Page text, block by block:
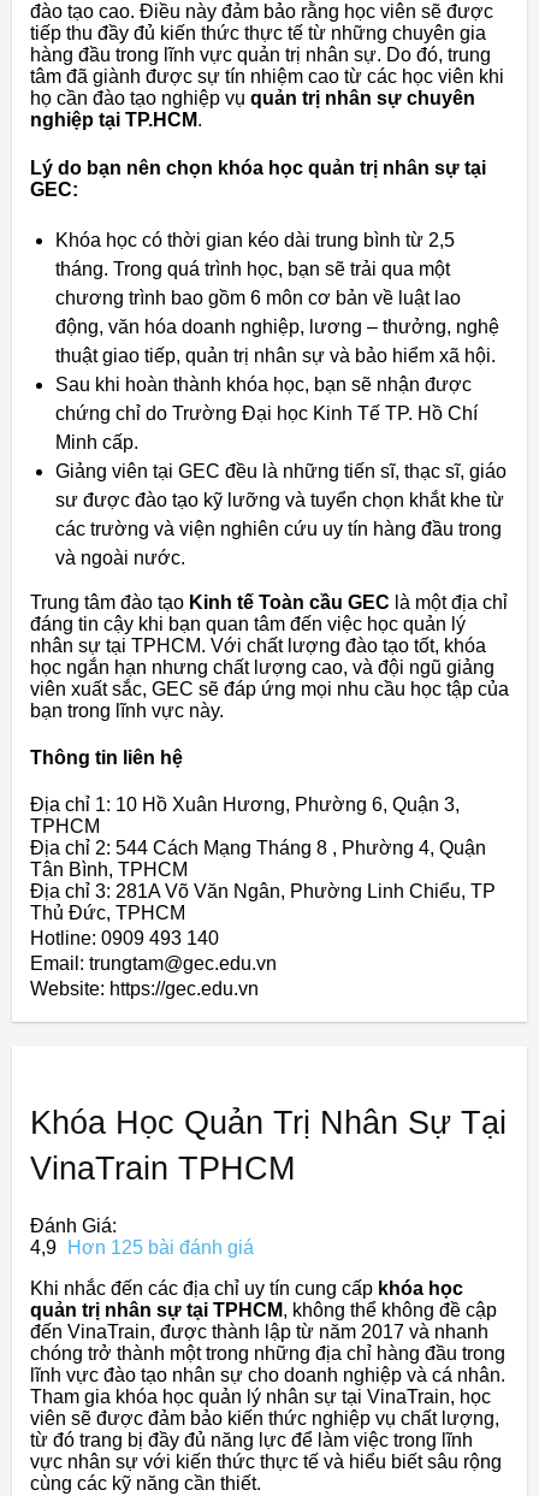
đào tạo cao. Điều này đảm bảo rằng học viên sẽ được
tiếp thu đầy đủ kiến thức thực tế từ những chuyên gia
hàng đầu trong lĩnh vực quản trị nhân sự. Do đó, trung
tâm đã giành được sự tín nhiệm cao từ các học viên khi
họ cần đào tạo nghiệp vụ quản trị nhân sự chuyên
nghiệp tại TP.HCM.
Lý do bạn nên chọn khóa học quản trị nhân sự tại
GEC:
Khóa học có thời gian kéo dài trung bình từ 2,5
tháng. Trong quá trình học, bạn sẽ trải qua một
chương trình bao gồm 6 môn cơ bản về luật lao
động, văn hóa doanh nghiệp, lương – thưởng, nghệ
thuật giao tiếp, quản trị nhân sự và bảo hiểm xã hội.
Sau khi hoàn thành khóa học, bạn sẽ nhận được
chứng chỉ do Trường Đại học Kinh Tế TP. Hồ Chí
Minh cấp.
Giảng viên tại GEC đều là những tiến sĩ, thạc sĩ, giáo
sư được đào tạo kỹ lưỡng và tuyển chọn khắt khe từ
các trường và viện nghiên cứu uy tín hàng đầu trong
và ngoài nước.
Trung tâm đào tạo Kinh tế Toàn cầu GEC là một địa chỉ
đáng tin cậy khi bạn quan tâm đến việc học quản lý
nhân sự tại TPHCM. Với chất lượng đào tạo tốt, khóa
học ngắn hạn nhưng chất lượng cao, và đội ngũ giảng
viên xuất sắc, GEC sẽ đáp ứng mọi nhu cầu học tập của
bạn trong lĩnh vực này.
Thông tin liên hệ
Địa chỉ 1: 10 Hồ Xuân Hương, Phường 6, Quận 3,
TPHCM
Địa chỉ 2: 544 Cách Mạng Tháng 8 , Phường 4, Quận
Tân Bình, TPHCM
Địa chỉ 3: 281A Võ Văn Ngân, Phường Linh Chiểu, TP
Thủ Đức, TPHCM
Hotline: 0909 493 140
Email: trungtam@gec.edu.vn
Website: https://gec.edu.vn
Khóa Học Quản Trị Nhân Sự Tại
VinaTrain TPHCM
Đánh Giá:
4,9
Hơn 125 bài đánh giá
Khi nhắc đến các địa chỉ uy tín cung cấp khóa học
quản trị nhân sự tại TPHCM, không thể không đề cập
đến VinaTrain, được thành lập từ năm 2017 và nhanh
chóng trở thành một trong những địa chỉ hàng đầu trong
lĩnh vực đào tạo nhân sự cho doanh nghiệp và cá nhân.
Tham gia khóa học quản lý nhân sự tại VinaTrain, học
viên sẽ được đảm bảo kiến thức nghiệp vụ chất lượng,
từ đó trang bị đầy đủ năng lực để làm việc trong lĩnh
vực nhân sự với kiến thức thực tế và hiểu biết sâu rộng
cùng các kỹ năng cần thiết.